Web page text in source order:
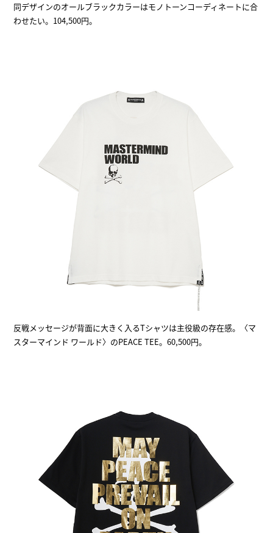
同デザインのオールブラックカラーはモノトーンコーディネートに合
わせたい。104,500円。
反戦メッセージが背面に大きく入るTシャツは主役級の存在感。〈マ
スターマインド ワールド〉のPEACE TEE。60,500円。